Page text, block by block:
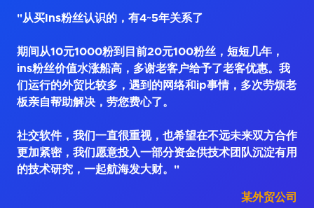
"从买Ins粉丝认识的，有4~5年关系了
期间从10元1000粉到目前20元100粉丝，短短几年，
ins粉丝价值水涨船高，多谢老客户给予了老客优惠。我
们运行的外贸比较多，遇到的网络和ip事情，多次劳烦老
板亲自帮助解决，劳您费心了。
社交软件，我们一直很重视，也希望在不远未来双方合作
更加紧密，我们愿意投入一部分资金供技术团队沉淀有用
的技术研究，一起航海发大财。"
某外贸公司